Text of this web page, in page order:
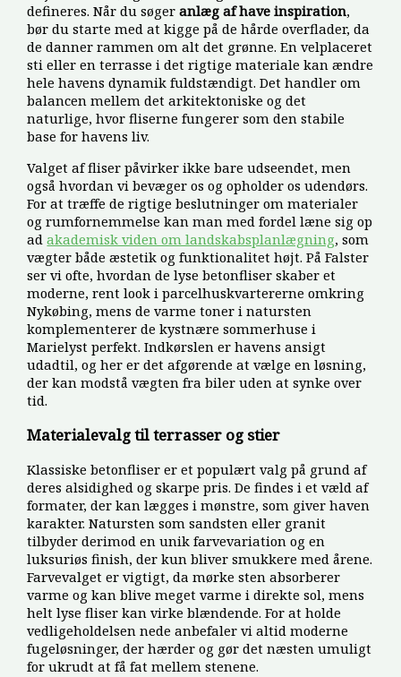
defineres. Når du søgeranlæg af have inspiration,
bør du starte med at kigge på de hårde overflader, da
de danner rammen om alt det grønne. En velplaceret
sti eller en terrasse i det rigtige materiale kan ændre
hele havens dynamik fuldstændigt. Det handler om
balancen mellem det arkitektoniske og det
naturlige, hvor fliserne fungerer som den stabile
base for havens liv.
Valget af fliser påvirker ikke bare udseendet, men
også hvordan vi bevæger os og opholder os udendørs.
For at træffe de rigtige beslutninger om materialer
og rumfornemmelse kan man med fordel læne sig op
adakademisk viden om landskabsplanlægning, som
vægter både æstetik og funktionalitet højt. På Falster
ser vi ofte, hvordan de lyse betonfliser skaber et
moderne, rent look i parcelhuskvartererne omkring
Nykøbing, mens de varme toner i natursten
komplementerer de kystnære sommerhuse i
Marielyst perfekt. Indkørslen er havens ansigt
udadtil, og her er det afgørende at vælge en løsning,
der kan modstå vægten fra biler uden at synke over
tid.
Materialevalg til terrasser og stier
Klassiske betonfliser er et populært valg på grund af
deres alsidighed og skarpe pris. De findes i et væld af
formater, der kan lægges i mønstre, som giver haven
karakter. Natursten som sandsten eller granit
tilbyder derimod en unik farvevariation og en
luksuriøs finish, der kun bliver smukkere med årene.
Farvevalget er vigtigt, da mørke sten absorberer
varme og kan blive meget varme i direkte sol, mens
helt lyse fliser kan virke blændende. For at holde
vedligeholdelsen nede anbefaler vi altid moderne
fugeløsninger, der hærder og gør det næsten umuligt
for ukrudt at få fat mellem stenene.